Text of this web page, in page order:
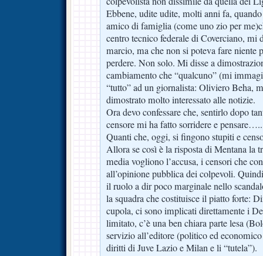
Ebbene, udite udite, molti anni fa,
amico di famiglia (come uno zio per
centro tecnico federale di Coverciano, mi
marcio, ma che non si poteva fare niente
perdere. Non solo. Mi disse a
cambiamento che “qualcuno” (mi
“tutto” ad un giornalista: Oliviero Beha,
dimostrato molto interessato alle notizie.
Ora devo confessare che, sentirlo dopo
censore mi ha fatto sorridere e
Quanti che, oggi, si fingono stupiti e
Allora se così è la risposta di Mentana la
media vogliono l’accusa, i censori che
all’opinione pubblica dei colpevoli.
il ruolo a dir poco marginale nello
la squadra che costituisce il piatto forte:
cupola, ci sono implicati direttamente i
limitato, c’è una ben chiara parte lesa
servizio all’editore (politico ed
diritti di Juve Lazio e Milan e li “tutela”).